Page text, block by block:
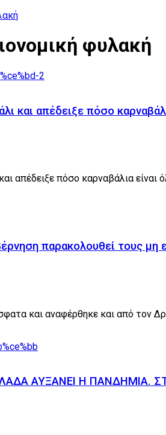
φυλακή
και απέδειξε πόσο
απέδειξε πόσο καρναβάλια
παρακολουθεί τους μη
και αναφέρθηκε και από τον
ΑΥΞΑΝΕΙ Η ΠΑΝΔΗΜΙΑ.